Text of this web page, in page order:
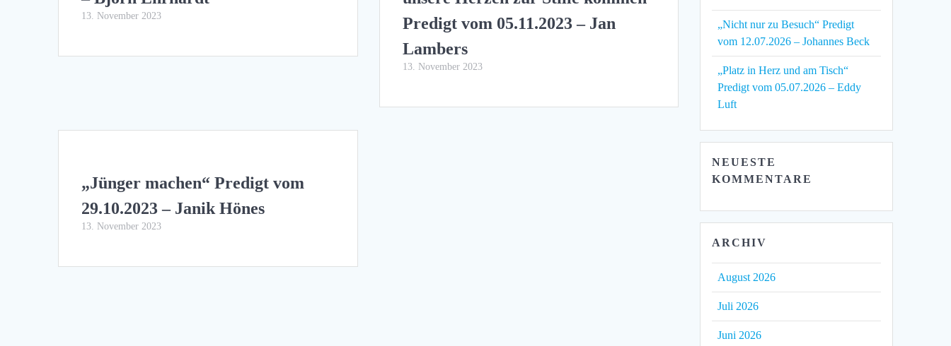
13. November 2023
Predigt vom 05.11.2023 – Jan
Lambers
13. November 2023
„Jünger machen“ Predigt vom
29.10.2023 – Janik Hönes
13. November 2023
„Nicht nur zu Besuch“ Predigt
vom 12.07.2026 – Johannes Beck
„Platz in Herz und am Tisch“
Predigt vom 05.07.2026 – Eddy
Luft
NEUESTE
KOMMENTARE
ARCHIV
August 2026
Juli 2026
Juni 2026